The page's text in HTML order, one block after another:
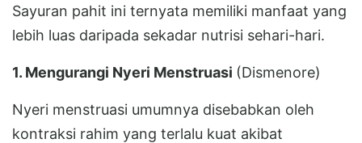
Sayuran pahit ini ternyata memiliki manfaat yang
lebih luas daripada sekadar nutrisi sehari-hari.
1. Mengurangi Nyeri Menstruasi (Dismenore)
Nyeri menstruasi umumnya disebabkan oleh
kontraksi rahim yang terlalu kuat akibat